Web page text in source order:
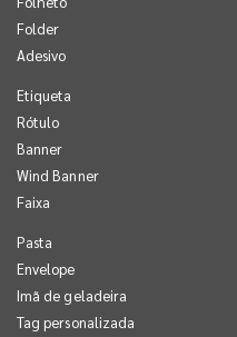
Folder
Adesivo
Etiqueta
Rótulo
Banner
Wind Banner
Faixa
Pasta
Envelope
Imã de geladeira
Tag personalizada